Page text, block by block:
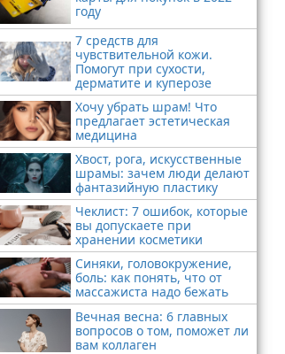
году
7 средств для
чувствительной кожи.
Помогут при сухости,
дерматите и куперозе
Хочу убрать шрам! Что
предлагает эстетическая
медицина
Хвост, рога, искусственные
шрамы: зачем люди делают
фантазийную пластику
Чеклист: 7 ошибок, которые
вы допускаете при
хранении косметики
Синяки, головокружение,
боль: как понять, что от
массажиста надо бежать
Вечная весна: 6 главных
вопросов о том, поможет ли
вам коллаген